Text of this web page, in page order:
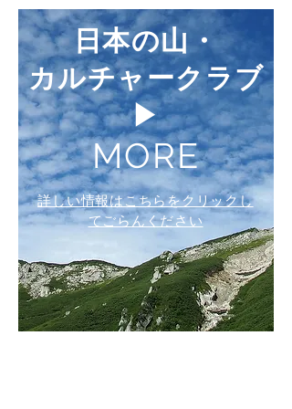
日本の山・
カルチャークラブ
▶︎
MORE
詳しい情報はこちらをクリックし
てごらんください